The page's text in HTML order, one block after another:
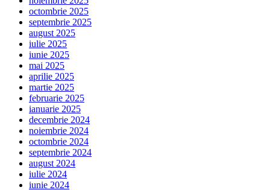
octombrie 2025
septembrie 2025
august 2025
iulie 2025
iunie 2025
mai 2025
aprilie 2025
martie 2025
februarie 2025
ianuarie 2025
decembrie 2024
noiembrie 2024
octombrie 2024
septembrie 2024
august 2024
iulie 2024
iunie 2024